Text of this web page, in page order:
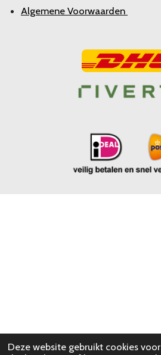
Deze website gebruikt cookies
Algemene Voorwaarden